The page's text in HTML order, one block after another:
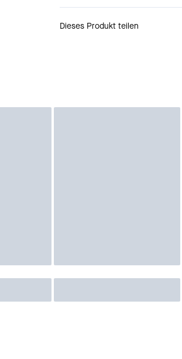
Dieses Produkt teilen